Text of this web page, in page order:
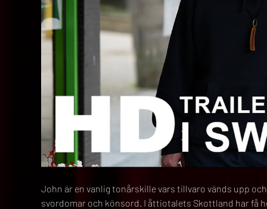
John är en vanlig tonårskille vars tillvaro vänds upp
svordomar och könsord. I åttiotalets Skottland har få